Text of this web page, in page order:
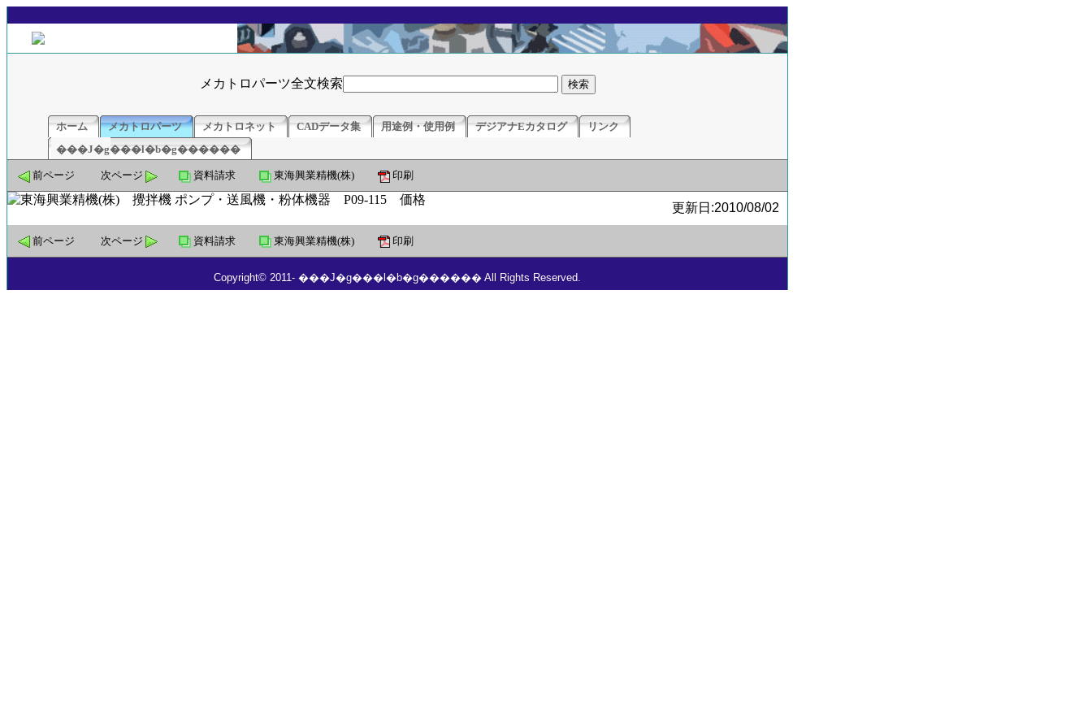
メカトロパーツ全文検索
ホーム メカトロパーツ メカトロネット CADデータ集 用途例・使用例 デジアナEカタログ
リンク
���J�g���l�b�g������
前ページ 次ページ 資料請求 東海興業精機(株) 印刷
更新日:2010/08/02
前ページ 次ページ 資料請求 東海興業精機(株) 印刷
Copyright© 2011- ���J�g���l�b�g������ All Rights Reserved.